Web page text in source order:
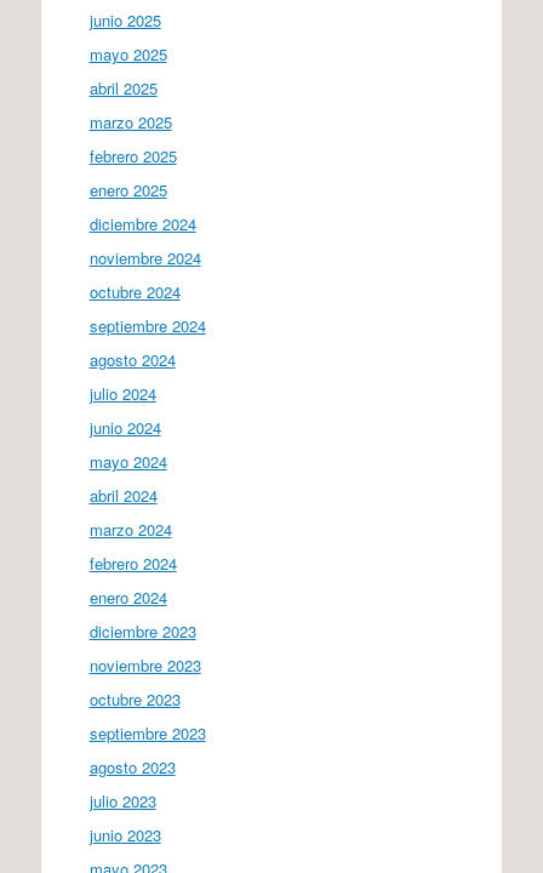
junio 2025
mayo 2025
abril 2025
marzo 2025
febrero 2025
enero 2025
diciembre 2024
noviembre 2024
octubre 2024
septiembre 2024
agosto 2024
julio 2024
junio 2024
mayo 2024
abril 2024
marzo 2024
febrero 2024
enero 2024
diciembre 2023
noviembre 2023
octubre 2023
septiembre 2023
agosto 2023
julio 2023
junio 2023